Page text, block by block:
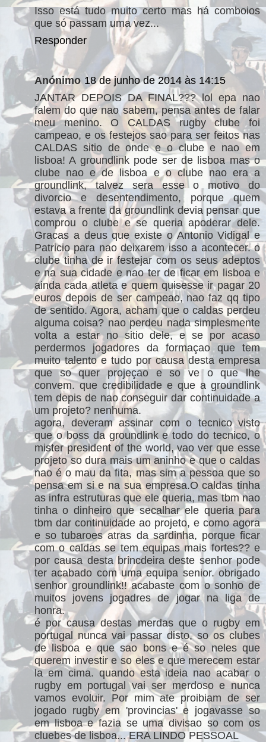
Isso está tudo muito certo mas há comboios
que só passam uma vez...
Responder
Anónimo 18 de junho de 2014 às 14:15
JANTAR DEPOIS DA FINAL??? lol epa nao
falem do que nao sabem, pensa antes de falar
meu menino. O CALDAS rugby clube foi
campeao, e os festejos sao para ser feitos nas
CALDAS sitio de onde e o clube e nao em
lisboa! A groundlink pode ser de lisboa mas o
clube nao e de lisboa e o clube nao era a
groundlink, talvez sera esse o motivo do
divorcio e desentendimento, porque quem
estava a frente da groundlink devia pensar que
comprou o clube e se queria apoderar dele.
Gracas a deus que existe o Antonio Vidigal e
Patricio para nao deixarem isso a acontecer. o
clube tinha de ir festejar com os seus adeptos
e na sua cidade e nao ter de ficar em lisboa e
ainda cada atleta e quem quisesse ir pagar 20
euros depois de ser campeao, nao faz qq tipo
de sentido. Agora, acham que o caldas perdeu
alguma coisa? nao perdeu nada simplesmente
volta a estar no sitio dele, e se por acaso
perdermos jogadores da formaçao que tem
muito talento e tudo por causa desta empresa
que so quer projeçao e so ve o que lhe
convem. que credibilidade e que a groundlink
tem depis de nao conseguir dar continuidade a
um projeto? nenhuma.
agora, deveram assinar com o tecnico visto
que o boss da groundlink e todo do tecnico, o
mister president of the world, vao ver que esse
projeto so dura mais um aninho e que o caldas
nao é o mau da fita, mas sim a pessoa que so
pensa em si e na sua empresa.O caldas tinha
as infra estruturas que ele queria, mas tbm nao
tinha o dinheiro que secalhar ele queria para
tbm dar continuidade ao projeto, e como agora
e so tubaroes atras da sardinha, porque ficar
com o caldas se tem equipas mais fortes?? e
por causa desta brincdeira deste senhor pode
ter acabado com uma equipa senior. obrigado
senhor groundlink!! acabaste com o sonho de
muitos jovens jogadres de jogar na liga de
honra.
é por causa destas merdas que o rugby em
portugal nunca vai passar disto, so os clubes
de lisboa e que sao bons e é so neles que
querem investir e so eles e que merecem estar
la em cima. quando esta ideia nao acabar o
rugby em portugal vai ser merdoso e nunca
vamos evoluir. Por mim ate proibiam de ser
jogado rugby em 'provincias' e jogavasse so
em lisboa e fazia se uma divisao so com os
cluebes de lisboa... ERA LINDO PESSOAL